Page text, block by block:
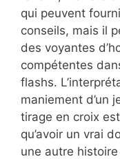
qui peuvent
conseils, mais il
des voyantes
compétentes
flashs.
maniement d’un
tirage en croix
qu’avoir un vrai
une autre